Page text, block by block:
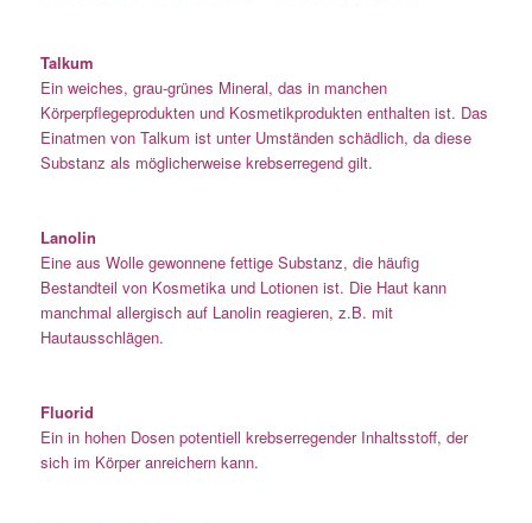
Talkum
Ein weiches, grau-grünes Mineral, das in manchen
Körperpflegeprodukten und Kosmetikprodukten enthalten ist. Das
Einatmen von Talkum ist unter Umständen schädlich, da diese
Substanz als möglicherweise krebserregend gilt.
Lanolin
Eine aus Wolle gewonnene fettige Substanz, die häufig
Bestandteil von Kosmetika und Lotionen ist. Die Haut kann
manchmal allergisch auf Lanolin reagieren, z.B. mit
Hautausschlägen.
Fluorid
Ein in hohen Dosen potentiell krebserregender Inhaltsstoff, der
sich im Körper anreichern kann.